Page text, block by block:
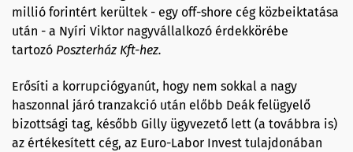
millió forintért kerültek - egy off-shore cég közbeiktatása
után - a Nyíri Viktor nagyvállalkozó érdekkörébe
tartozó Poszterház Kft-hez.
Erősíti a korrupciógyanút, hogy nem sokkal a nagy
haszonnal járó tranzakció után előbb Deák felügyelő
bizottsági tag, később Gilly ügyvezető lett (a továbbra is)
az értékesített cég, az Euro-Labor Invest tulajdonában